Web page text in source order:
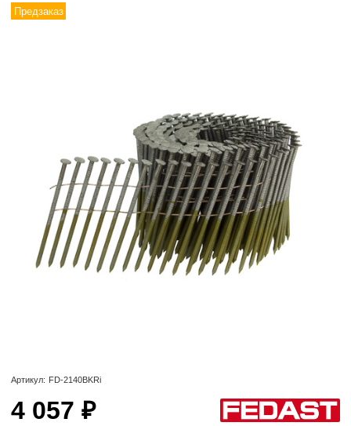
Предзаказ
Артикул: FD-2140BKRi
4 057 ₽